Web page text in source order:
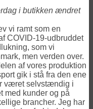
i butikken ændret
vi ramt som en
COVID-19-udbruddet
som vi
men verden over.
af vores produktion
gik i stå fra den ene
været selvstændig i
med kunder og på
brancher. Jeg har